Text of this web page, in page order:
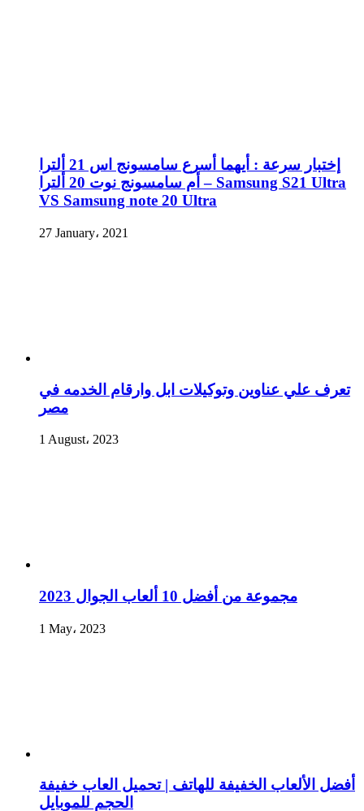
إختبار سرعة : أيهما أسرع سامسونج اس 21 ألترا
أم سامسونج نوت 20 ألترا – Samsung S21 Ultra
VS Samsung note 20 Ultra
27 January، 2021
تعرف علي عناوين وتوكيلات ابل وارقام الخدمه في
مصر
1 August، 2023
مجموعة من أفضل 10 ألعاب الجوال 2023
1 May، 2023
أفضل الألعاب الخفيفة للهاتف | تحميل العاب خفيفة
الحجم للموبايل